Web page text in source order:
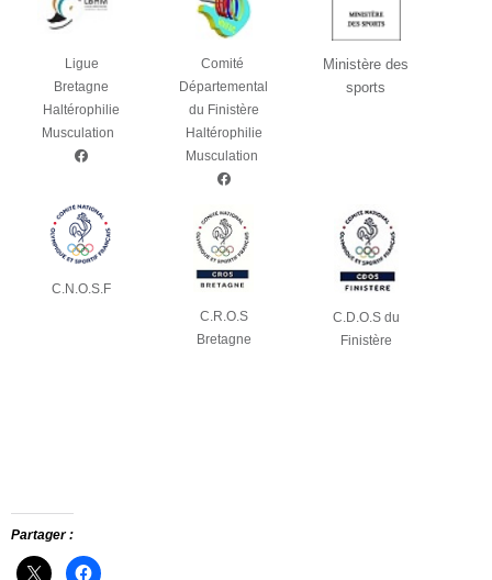
Ligue
Bretagne
Haltérophilie
Musculation
Comité
Départemental
du Finistère
Haltérophilie
Musculation
Ministère des
sports
C.N.O.S.F
C.R.O.S
Bretagne
C.D.O.S du
Finistère
Partager :